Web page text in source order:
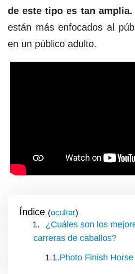
de este tipo es tan amplia.
están más enfocados al
en un público adulto.
Índice ( )
¿Cuáles son los
carreras de caballos?
Photo Finish